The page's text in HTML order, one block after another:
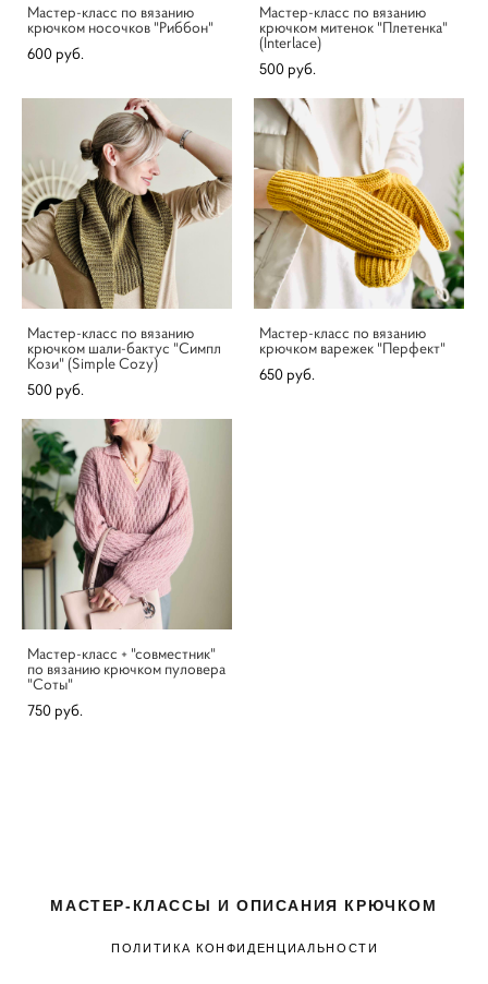
Мастер-класс по вязанию
крючком носочков "Риббон"
600 pуб.
Мастер-класс по вязанию
крючком митенок "Плетенка"
(Interlace)
500 pуб.
Мастер-класс по вязанию
крючком шали-бактус "Симпл
Кози" (Simple Cozy)
500 pуб.
Мастер-класс по вязанию
крючком варежек "Перфект"
650 pуб.
Мастер-класс + "совместник"
по вязанию крючком пуловера
"Соты"
750 pуб.
МАСТЕР-КЛАССЫ И ОПИСАНИЯ КРЮЧКОМ
ПОЛИТИКА КОНФИДЕНЦИАЛЬНОСТИ